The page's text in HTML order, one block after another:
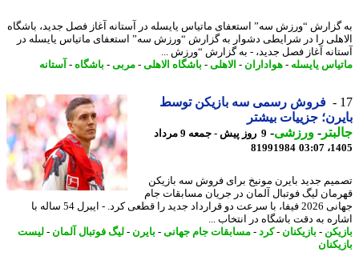
“ورزش سه” استعفای ماتیاس یایسله در آستانه آغاز فصل جدید، باشگاه
را در شرایطی دشوار به گزارش “ورزش سه” استعفای ماتیاس یایسله در
آغاز فصل جدید، - به گزارش “ورزش ...
یایسله-هواداران - الاهلی-باشگاه الاهلی-مربی- باشگاه-آستانه
فروش رسمی سه بازیکن توسط
جزییات بیشتر
-ورزشی-
9 روز پیش - جمعه 9 مرداد
81991984
جدید بایرن مونیخ برای فروش سه بازیکن
لیگ فوتبال آلمان در جریان مسابقات جام
جهانی 2026 فیفا، با سرعت دو قرارداد جدید را قطعی کرد. - ایبرل 54 ساله با
به دقت باشگاه در انتخاب ...
-بازیکنان-کرد-مسابقات جام جهانی-بایرن- لیگ فوتبال آلمان-لیست